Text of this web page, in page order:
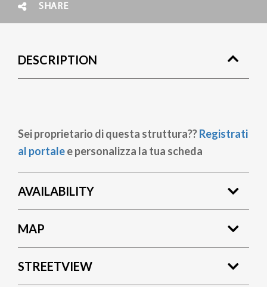
SHARE
DESCRIPTION
Sei proprietario di questa struttura??Registrati
al portalee personalizza la tua scheda
AVAILABILITY
MAP
STREETVIEW